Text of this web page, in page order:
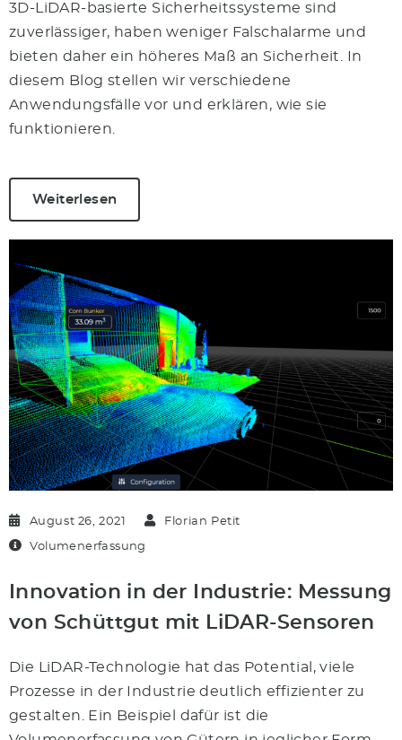
3D-LiDAR-basierte Sicherheitssysteme sind
zuverlässiger, haben weniger Falschalarme und
bieten daher ein höheres Maß an Sicherheit. In
diesem Blog stellen wir verschiedene
Anwendungsfälle vor und erklären, wie sie
funktionieren.
Weiterlesen
August 26, 2021 Florian Petit
Volumenerfassung
Innovation in der Industrie: Messung
von Schüttgut mit LiDAR-Sensoren
Die LiDAR-Technologie hat das Potential, viele
Prozesse in der Industrie deutlich effizienter zu
gestalten. Ein Beispiel dafür ist die